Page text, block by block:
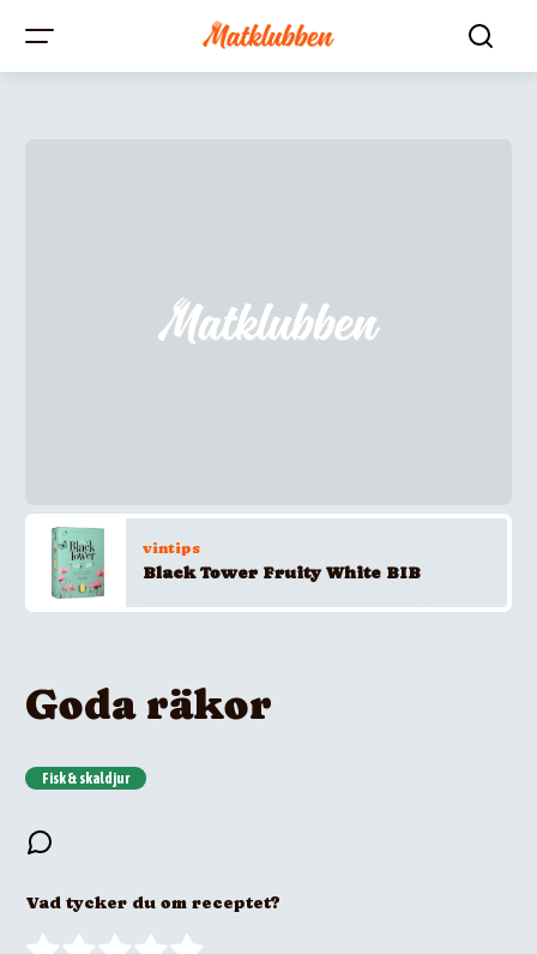
vintips
Black Tower Fruity White BIB
Goda räkor
Fisk & skaldjur
Vad tycker du om receptet?